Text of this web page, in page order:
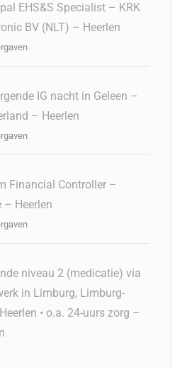
EHS&S Specialist – KRK
BV (NLT) – Heerlen
IG nacht in Geleen –
– Heerlen
Financial Controller –
– Heerlen
niveau 2 (medicatie) via
in Limburg, Limburg-
• o.a. 24-uurs zorg –